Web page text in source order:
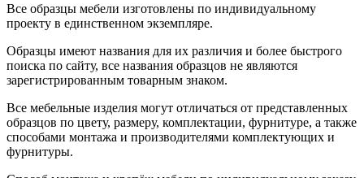
Все образцы мебели изготовлены по индивидуальному
проекту в единственном экземпляре.
Образцы имеют названия для их различия и более быстрого
поиска по сайту, все названия образцов не являются
зарегистрированным товарным знаком.
Все мебельные изделия могут отличаться от представленных
образцов по цвету, размеру, комплектации, фурнитуре, а также
способами монтажа и производителями комплектующих и
фурнитуры.